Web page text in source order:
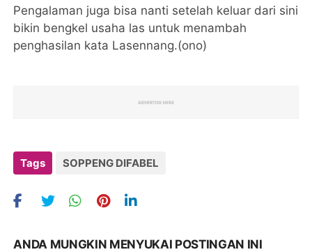
Pengalaman juga bisa nanti setelah keluar dari sini
bikin bengkel usaha las untuk menambah
penghasilan kata Lasennang.(ono)
Tags SOPPENG DIFABEL
ANDA MUNGKIN MENYUKAI POSTINGAN INI